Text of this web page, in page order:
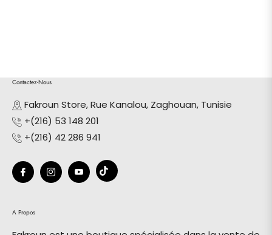
Contactez-Nous
Fakroun Store, Rue Kanalou, Zaghouan, Tunisie
+(216) 53 148 201
+(216) 42 286 941
Fb Ins You Tiktok
A Propos